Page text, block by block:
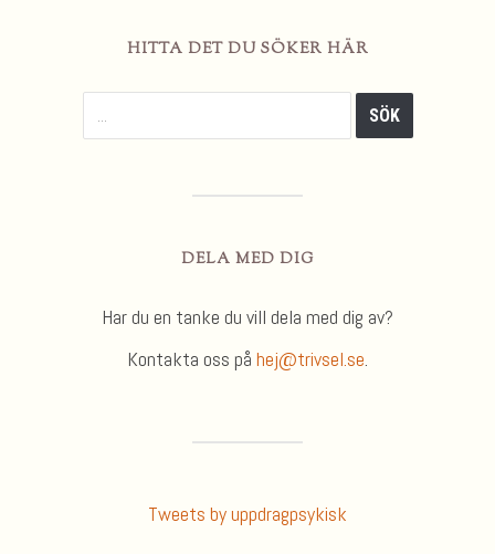
HITTA DET DU SÖKER HÄR
DELA MED DIG
Har du en tanke du vill dela med dig av?
Kontakta oss på hej@trivsel.se.
Tweets by uppdragpsykisk